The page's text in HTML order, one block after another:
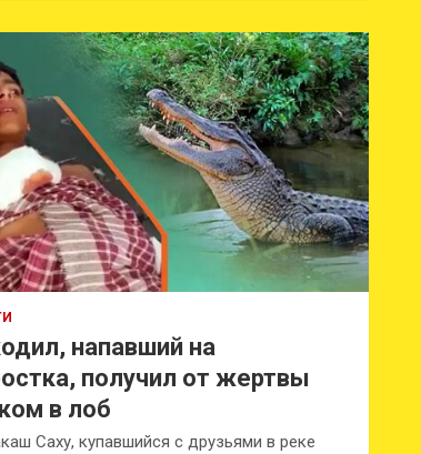
напавший на
получил от жертвы
в лоб
Саху, купавшийся с друзьями в реке